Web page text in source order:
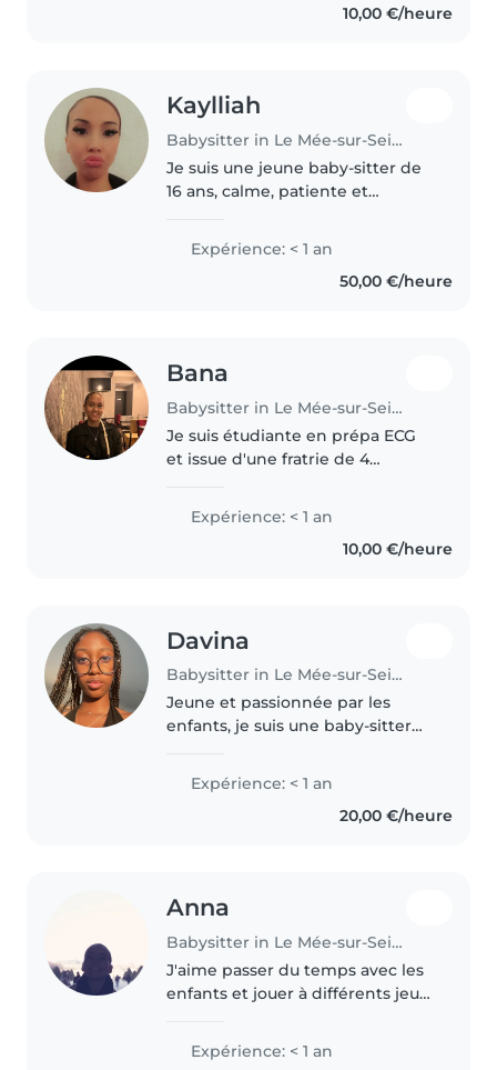
d'acquérir de l'expérience..10,00 €/heure
Kaylliah
Babysitter in Le Mée-sur-Seine
Je suis une jeune baby-sitter de
16 ans, calme, patiente et
pas encore d'expérience
professionnelle, j'ai suivi une
formation CAP et j'adore
Expérience: < 1 an
50,00 €/heure
Bana
Babysitter in Le Mée-sur-Seine
Je suis étudiante en prépa ECG
et issue d'une fratrie de 4
naissance. J'ai déjà été
animatrice pour des enfants de
Expérience: < 1 an
10,00 €/heure
Davina
Babysitter in Le Mée-sur-Seine
Jeune et passionnée par les
enfants, je suis une baby-sitter
responsable, idéale pour
s'occuper de vos enfants en âge
d'aller à l'école ou adolescents.
Expérience: < 1 an
20,00 €/heure
Anna
Babysitter in Le Mée-sur-Seine
J'aime passer du temps avec les
enfants et jouer à différents jeux
j'adore dessiner et faire des
activités manuelles ! J'aime
Expérience: < 1 an